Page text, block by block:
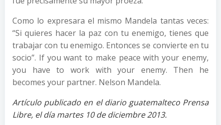
Como lo expresara el mismo Mandela tantas veces:
“Si quieres hacer la paz con tu enemigo, tienes que
trabajar con tu enemigo. Entonces se convierte en tu
socio”. If you want to make peace with your enemy,
you have to work with your enemy. Then he
becomes your partner. Nelson Mandela.
Artículo publicado en el diario guatemalteco Prensa
Libre, el día martes 10 de diciembre 2013.